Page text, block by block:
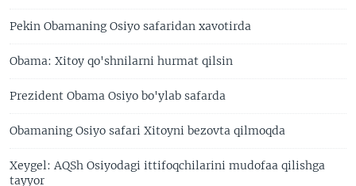
Pekin Obamaning Osiyo safaridan xavotirda
Obama: Xitoy qo'shnilarni hurmat qilsin
Prezident Obama Osiyo bo'ylab safarda
Obamaning Osiyo safari Xitoyni bezovta qilmoqda
Xeygel: AQSh Osiyodagi ittifoqchilarini mudofaa qilishga
tayyor